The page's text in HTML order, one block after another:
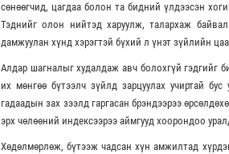
сөнөөгчид, цагдаа болон та бидний үлдээсэн
Тэднийг олон нийтэд харуулж, талархаж
дамжуулан хүнд хэрэгтэй бүхий л үнэт зүйлийн
Алдар шагналыг худалдаж авч болохгүй гэдгийг
их мөнгөө бүтээлч зүйлд зарцуулах учиртай
гадаадын зах зээлд гаргасан брэндээрээ
эрх чөлөөний индексээрээ аймгууд хоорондоо
Хөдөлмөрлөж, бүтээж чадсан хүн амжилтад